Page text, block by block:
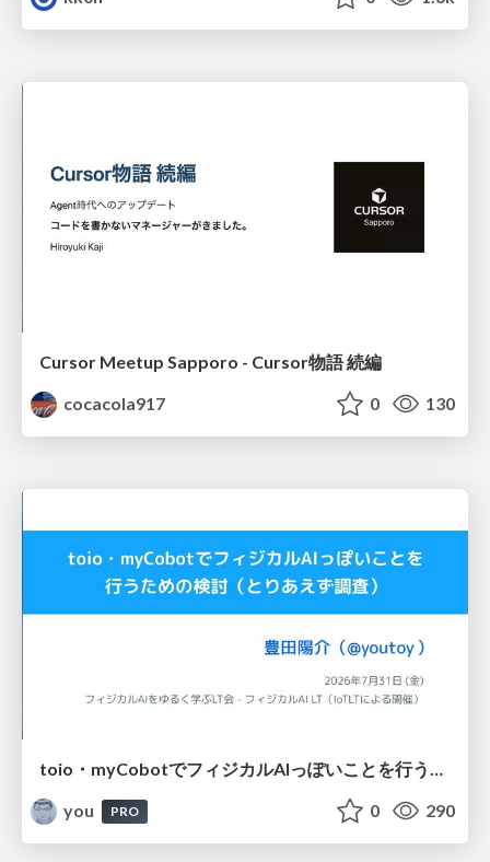
Cursor Meetup Sapporo - Cursor物語 続編
cocacola917
0 130
toio・myCobotでフィジカルAIっぽいことを行うための検討（とりあえず調査） / フィジカルAI LT（IoTLTによる開催）
you
PRO 0 290